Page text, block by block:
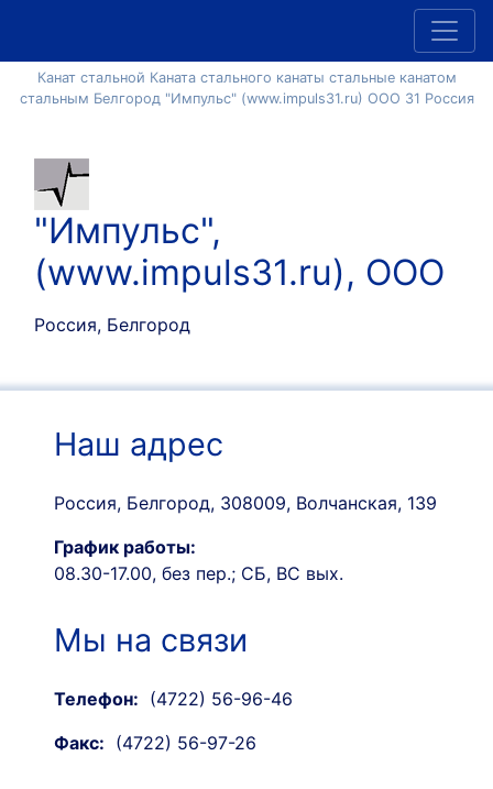
Канат стальной Каната стального канаты стальные канатом
стальным Белгород "Импульс" (www.impuls31.ru) ООО 31 Россия
"Импульс",
(www.impuls31.ru), ООО
Россия, Белгород
Наш адрес
Россия, Белгород, 308009, Волчанская, 139
График работы:
08.30-17.00, без пер.; СБ, ВС вых.
Мы на связи
Телефон: (4722) 56-96-46
Факс: (4722) 56-97-26